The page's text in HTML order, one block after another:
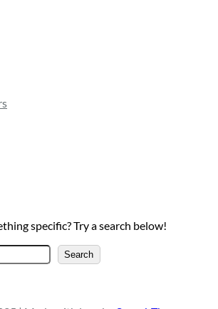
specific? Try a search below!
A
r
Search